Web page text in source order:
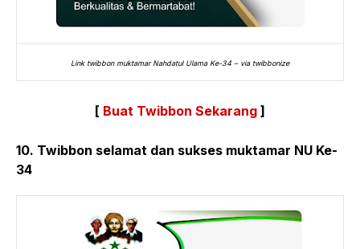
Link twibbon muktamar Nahdatul Ulama Ke-34 – via twibbonize
[ Buat Twibbon Sekarang ]
10. Twibbon selamat dan sukses muktamar NU Ke-
34